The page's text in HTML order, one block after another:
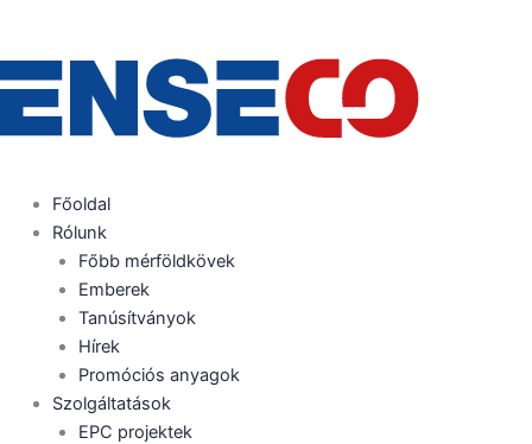
Főoldal
Rólunk
Főbb mérföldkövek
Emberek
Tanúsítványok
Hírek
Promóciós anyagok
Szolgáltatások
EPC projektek